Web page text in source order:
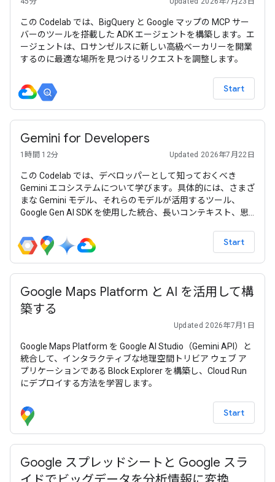
この Codelab では、BigQuery と Google マップの MCP サー
バーのツールを搭載した ADK エージェントを構築します。エ
ージェントは、ロサンゼルスに新しい高級ベーカリーを開業
するのに最適な場所を見つけるリクエストを調整します。
Start
Gemini for Developers
1時間 12分 Updated 2026年7月22日
この Codelab では、デベロッパーとして知っておくべき
Gemini エコシステムについて学びます。具体的には、さまざ
まな Gemini モデル、それらのモデルが活用するツール、
Google Gen AI SDK を使用した統合、長いコンテキスト、思
出力などのさまざまな機能について説明します。
Start
Google Maps Platform と AI を活用して構
築する
Updated 2026年7月1日
Google Maps Platform を Google AI Studio（Gemini API）と
統合して、インタラクティブな地理空間トリビア ウェブ ア
プリケーションである Block Explorer を構築し、Cloud Run
にデプロイする方法を学習します。
Start
Google スプレッドシートと Google スラ